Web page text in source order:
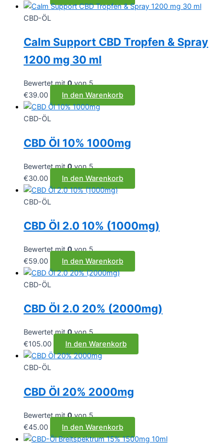
CBD-ÖL
Calm Support CBD Tropfen & Spray
1200 mg 30 ml
Bewertet mit0von 5
€39.00 In den Warenkorb
CBD-ÖL
CBD Öl 10% 1000mg
Bewertet mit0von 5
€30.00 In den Warenkorb
CBD-ÖL
CBD Öl 2.0 10% (1000mg)
Bewertet mit0von 5
€59.00 In den Warenkorb
CBD-ÖL
CBD Öl 2.0 20% (2000mg)
Bewertet mit0von 5
€105.00 In den Warenkorb
CBD-ÖL
CBD Öl 20% 2000mg
Bewertet mit0von 5
€45.00 In den Warenkorb